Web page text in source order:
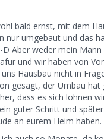
bald ernst, mit dem
nur umgebaut und das
D Aber weder mein Mann
und wir haben von
Hausbau nicht in
gesagt, der Umbau hat
dass es sich lohnen
guter Schritt und
an eurem Heim haben.